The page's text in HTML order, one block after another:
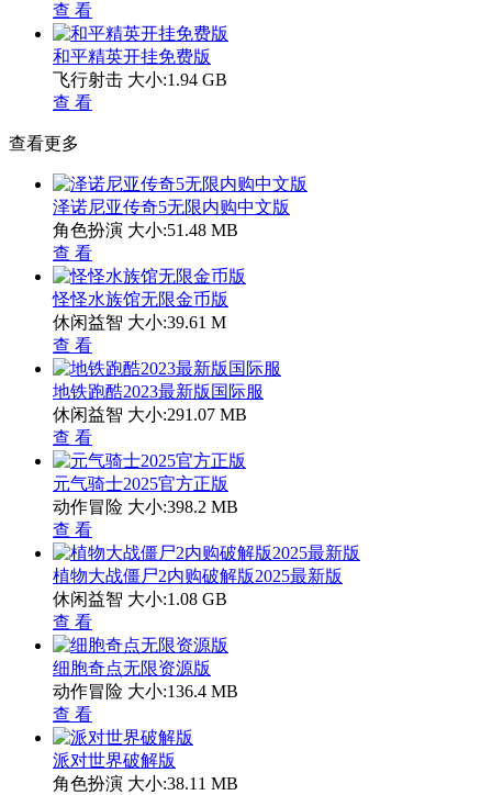
查 看
和平精英开挂免费版
飞行射击 大小:1.94 GB
查 看
查看更多
泽诺尼亚传奇5无限内购中文版
角色扮演 大小:51.48 MB
查 看
怪怪水族馆无限金币版
休闲益智 大小:39.61 M
查 看
地铁跑酷2023最新版国际服
休闲益智 大小:291.07 MB
查 看
元气骑士2025官方正版
动作冒险 大小:398.2 MB
查 看
植物大战僵尸2内购破解版2025最新版
休闲益智 大小:1.08 GB
查 看
细胞奇点无限资源版
动作冒险 大小:136.4 MB
查 看
派对世界破解版
角色扮演 大小:38.11 MB